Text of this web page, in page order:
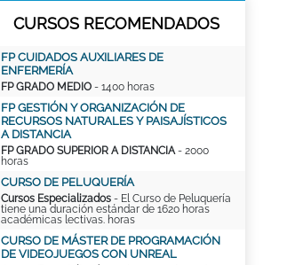
CURSOS RECOMENDADOS
FP CUIDADOS AUXILIARES DE
ENFERMERÍA
FP GRADO MEDIO - 1400 horas
FP GESTIÓN Y ORGANIZACIÓN DE
RECURSOS NATURALES Y PAISAJÍSTICOS
A DISTANCIA
FP GRADO SUPERIOR A DISTANCIA- 2000
horas
CURSO DE PELUQUERÍA
Cursos Especializados - El Curso de Peluquería
tiene una duración estándar de 1620 horas
académicas lectivas. horas
CURSO DE MÁSTER DE PROGRAMACIÓN
DE VIDEOJUEGOS CON UNREAL